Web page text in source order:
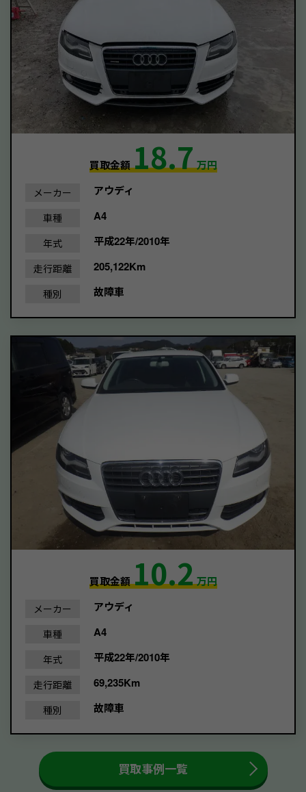
買取金額18.7万円
メーカー アウディ
車種 A4
年式 平成22年/2010年
走行距離 205,122Km
種別 故障車
買取金額10.2万円
メーカー アウディ
車種 A4
年式 平成22年/2010年
走行距離 69,235Km
種別 故障車
買取事例一覧